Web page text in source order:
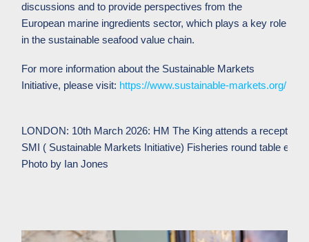
discussions and to provide perspectives from the
European marine ingredients sector, which plays a key role
in the sustainable seafood value chain.
For more information about the Sustainable Markets
Initiative, please visit: https://www.sustainable-markets.org/
LONDON: 10th March 2026: HM The King attends a
SMI ( Sustainable Markets Initiative) Fisheries round table
Photo by Ian Jones